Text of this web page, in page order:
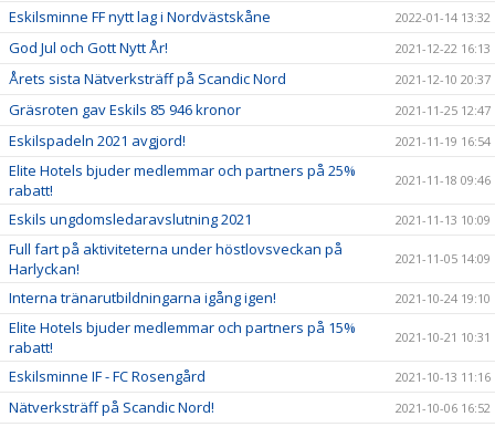
Eskilsminne FF nytt lag i Nordvästskåne 2022-01-14 13:32
God Jul och Gott Nytt År! 2021-12-22 16:13
Årets sista Nätverksträff på Scandic Nord 2021-12-10 20:37
Gräsroten gav Eskils 85 946 kronor 2021-11-25 12:47
Eskilspadeln 2021 avgjord! 2021-11-19 16:54
Elite Hotels bjuder medlemmar och partners på 25%
rabatt!
2021-11-18 09:46
Eskils ungdomsledaravslutning 2021 2021-11-13 10:09
Full fart på aktiviteterna under höstlovsveckan på
Harlyckan!
2021-11-05 14:09
Interna tränarutbildningarna igång igen! 2021-10-24 19:10
Elite Hotels bjuder medlemmar och partners på 15%
rabatt!
2021-10-21 10:31
Eskilsminne IF - FC Rosengård 2021-10-13 11:16
Nätverksträff på Scandic Nord! 2021-10-06 16:52